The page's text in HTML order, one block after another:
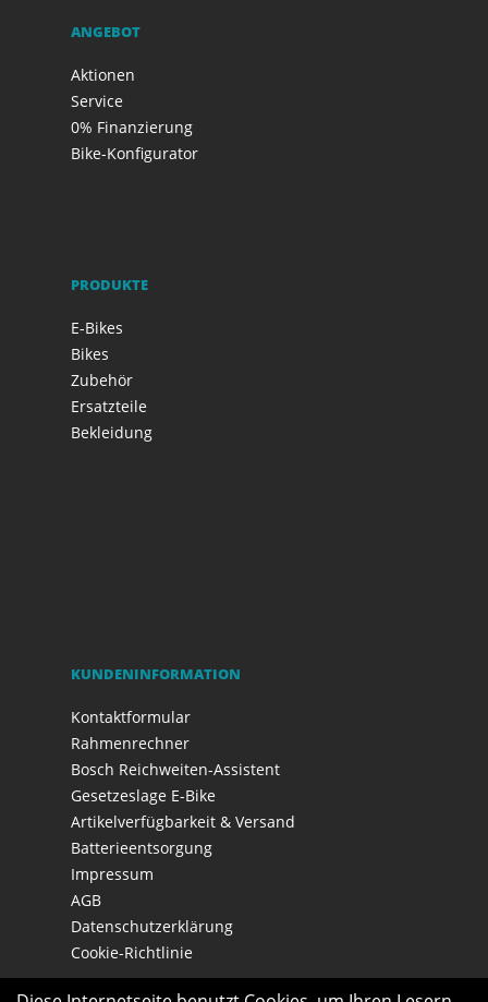
ANGEBOT
Aktionen
Service
0% Finanzierung
Bike-Konfigurator
PRODUKTE
E-Bikes
Bikes
Zubehör
Ersatzteile
Bekleidung
KUNDENINFORMATION
Kontaktformular
Rahmenrechner
Bosch Reichweiten-Assistent
Gesetzeslage E-Bike
Artikelverfügbarkeit & Versand
Batterieentsorgung
Impressum
AGB
Datenschutzerklärung
Cookie-Richtlinie